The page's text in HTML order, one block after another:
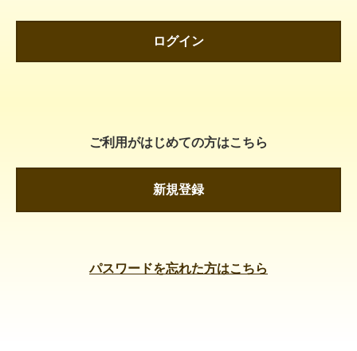
ログイン
ご利用がはじめての方はこちら
新規登録
パスワードを忘れた方はこちら